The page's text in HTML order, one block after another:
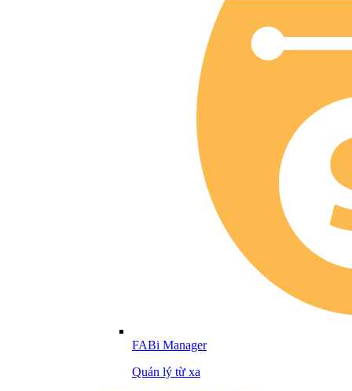
FABi Manager
Quản lý từ xa